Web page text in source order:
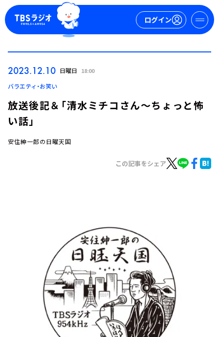
ログイン
ログイン
イベント・グッズ
YouTube
会社情報
2023.12.10 日曜日 18:00
バラエティ・お笑い
放送後記＆「清水ミチコさん～ちょっと怖
い話」
安住紳一郎の日曜天国
この記事をシェア